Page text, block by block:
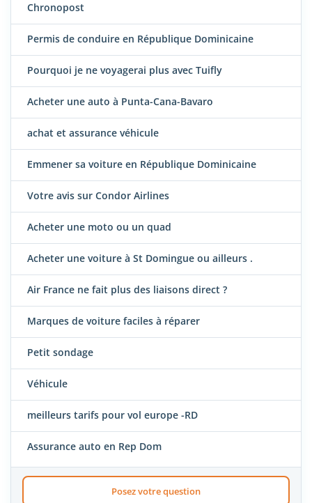
Chronopost
Permis de conduire en République Dominicaine
Pourquoi je ne voyagerai plus avec Tuifly
Acheter une auto à Punta-Cana-Bavaro
achat et assurance véhicule
Emmener sa voiture en République Dominicaine
Votre avis sur Condor Airlines
Acheter une moto ou un quad
Acheter une voiture à St Domingue ou ailleurs .
Air France ne fait plus des liaisons direct ?
Marques de voiture faciles à réparer
Petit sondage
Véhicule
meilleurs tarifs pour vol europe -RD
Assurance auto en Rep Dom
Posez votre question